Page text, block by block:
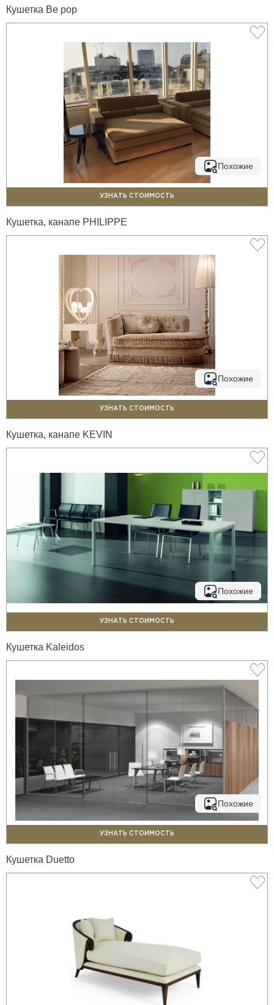
Кушетка Be pop
Похожие
УЗНАТЬ СТОИМОСТЬ
Кушетка, канапе PHILIPPE
Похожие
УЗНАТЬ СТОИМОСТЬ
Кушетка, канапе KEVIN
Похожие
УЗНАТЬ СТОИМОСТЬ
Кушетка Kaleidos
Похожие
УЗНАТЬ СТОИМОСТЬ
Кушетка Duetto